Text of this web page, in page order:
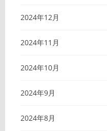
2024年12月
2024年11月
2024年10月
2024年9月
2024年8月